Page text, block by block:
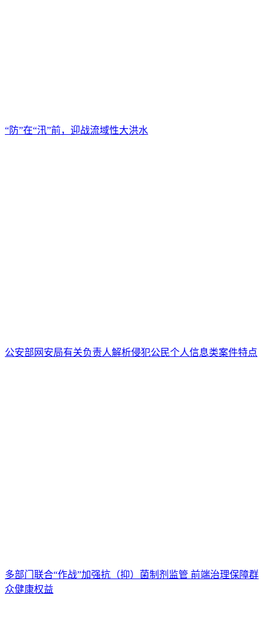
“防”在“汛”前，迎战流域性大洪水
公安部网安局有关负责人解析侵犯公民个人信息类案件特点
多部门联合“作战”加强抗（抑）菌制剂监管 前端治理保障群
众健康权益